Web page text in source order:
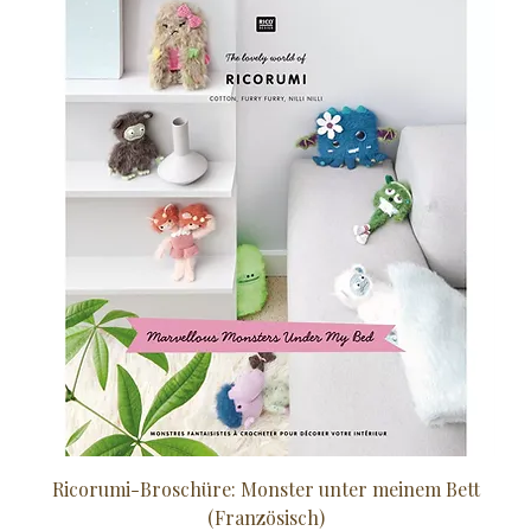
Ricorumi-Broschüre: Monster unter meinem Bett
(Französisch)